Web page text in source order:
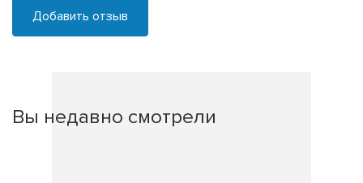
Добавить отзыв
Вы недавно смотрели